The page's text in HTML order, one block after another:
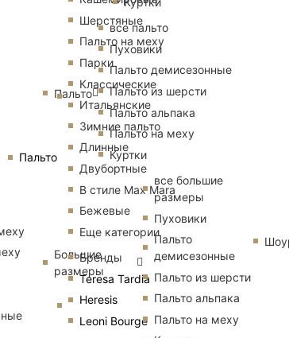
Пальто
Шерстяные
Пальто на меху
Парки
Классические
Итальянские
Зимние пальто
Длинные
Двубортные
В стиле Max Mara
Бежевые
Еще категории
Бренды
Teresa Tardia
Heresis
Leoni Bourge
Пальто
все пальто
Пуховики
Пальто демисезонные
Пальто из шерсти
Пальто альпака
Пальто на меху
Куртки
Большие
размеры
все большие
размеры
Пуховики
Пальто
демисезонные
Пальто из шерсти
Пальто альпака
Пальто на меху